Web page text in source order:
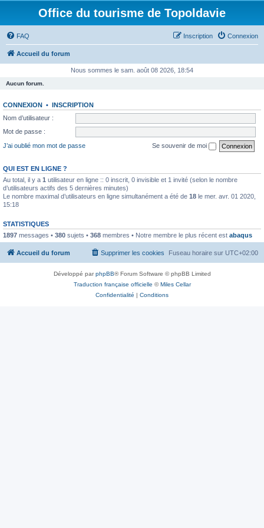
Office du tourisme de Topoldavie
FAQ Connexion
Inscription
Accueil du forum
Nous sommes le sam. août 08 2026, 18:54
Aucun forum.
CONNEXION • INSCRIPTION
Nom d’utilisateur :
Mot de passe :
J’ai oublié mon mot de passe
Se souvenir de moi
QUI EST EN LIGNE ?
Au total, il y a 1 utilisateur en ligne :: 0 inscrit, 0 invisible et 1 invité (selon le nombre
d’utilisateurs actifs des 5 dernières minutes)
Le nombre maximal d’utilisateurs en ligne simultanément a été de 18 le mer. avr. 01 2020,
15:18
STATISTIQUES
1897 messages • 380 sujets • 368 membres • Notre membre le plus récent est abaqus
Accueil du forum Fuseau horaire sur UTC+02:00
Supprimer les cookies
Développé parphpBB® Forum Software © phpBB Limited
Traduction française officielle ©Miles Cellar
Confidentialité | Conditions